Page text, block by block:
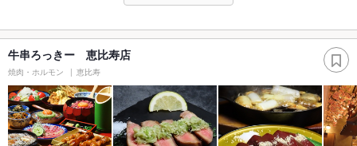
牛串ろっきー 恵比寿店
焼肉・ホルモン 恵比寿